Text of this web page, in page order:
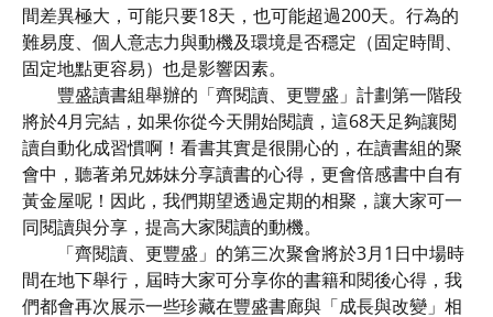
間差異極大，可能只要18天，也可能超過200天。行為的
難易度、個人意志力與動機及環境是否穩定（固定時間、
固定地點更容易）也是影響因素。
豐盛讀書組舉辦的「齊閱讀、更豐盛」計劃第一階段
將於4月完結，如果你從今天開始閱讀，這68天足夠讓閱
讀自動化成習慣啊！看書其實是很開心的，在讀書組的聚
會中，聽著弟兄姊妹分享讀書的心得，更會倍感書中自有
黃金屋呢！因此，我們期望透過定期的相聚，讓大家可一
同閱讀與分享，提高大家閱讀的動機。
「齊閱讀、更豐盛」的第三次聚會將於3月1日中場時
間在地下舉行，屆時大家可分享你的書籍和閱後心得，我
們都會再次展示一些珍藏在豐盛書廊與「成長與改變」相